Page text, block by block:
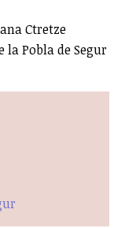
Ctretze
Pobla de Segur